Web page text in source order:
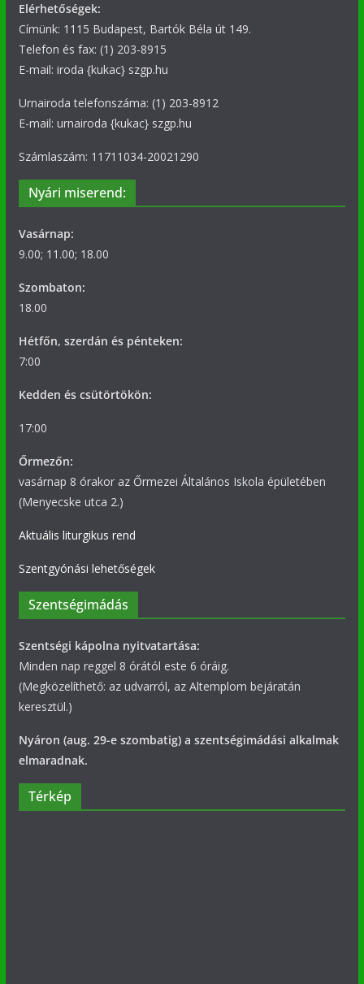
Elérhetőségek:
Címünk: 1115 Budapest, Bartók Béla út 149.
Telefon és fax: (1) 203-8915
E-mail: iroda {kukac} szgp.hu
Urnairoda telefonszáma: (1) 203-8912
E-mail: urnairoda {kukac} szgp.hu
Számlaszám: 11711034-20021290
Nyári miserend:
Vasárnap:
9.00; 11.00; 18.00
Szombaton:
18.00
Hétfőn, szerdán és pénteken:
7:00
Kedden és csütörtökön:
17:00
Őrmezőn:
vasárnap 8 órakor az Őrmezei Általános Iskola épületében
(Menyecske utca 2.)
Aktuális liturgikus rend
Szentgyónási lehetőségek
Szentségimádás
Szentségi kápolna nyitvatartása:
Minden nap reggel 8 órától este 6 óráig.
(Megközelíthető: az udvarról, az Altemplom bejáratán
keresztül.)
Nyáron (aug. 29-e szombatig) a szentségimádási alkalmak
elmaradnak.
Térkép